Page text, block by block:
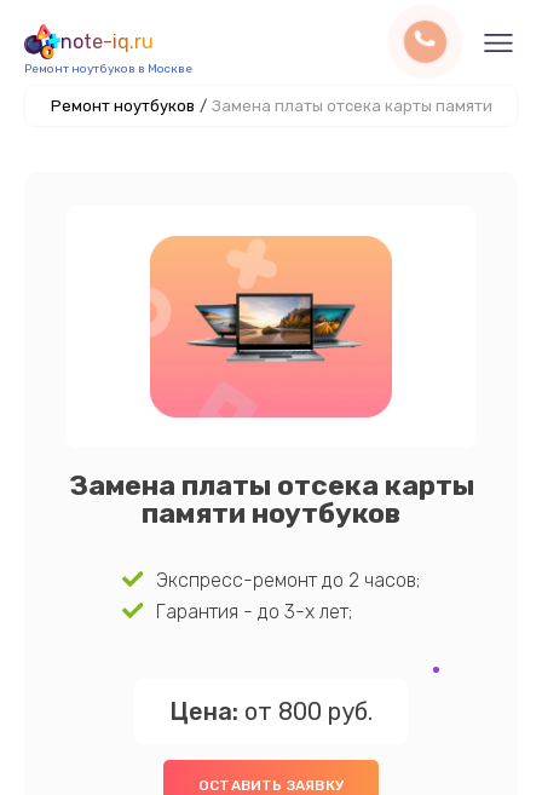
note-iq.ru
Ремонт ноутбуков в Москве
Ремонт ноутбуков / Замена платы отсека карты памяти
Замена платы отсека карты
памяти ноутбуков
Экспресс-ремонт до 2 часов;
Гарантия - до 3-х лет;
Цена: от 800 руб.
ОСТАВИТЬ ЗАЯВКУ